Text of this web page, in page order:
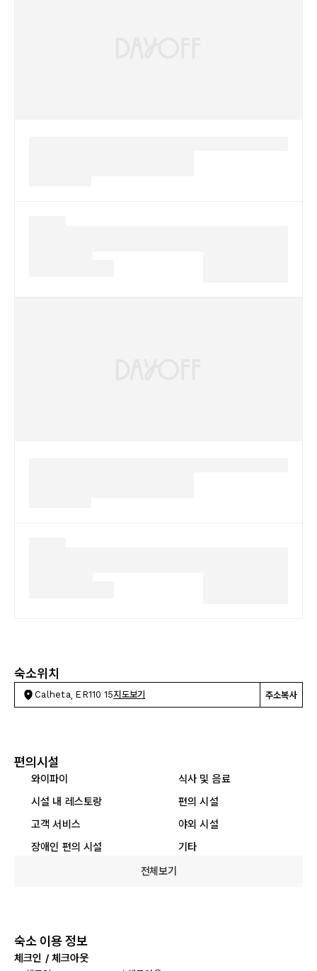
숙소위치
Calheta, ER110 15지도보기 주소복사
편의시설
와이파이
식사 및 음료
시설 내 레스토랑
편의 시설
고객 서비스
야외 시설
장애인 편의 시설
기타
전체보기
숙소 이용 정보
체크인 / 체크아웃